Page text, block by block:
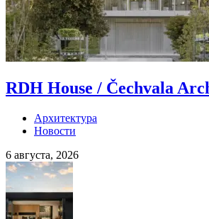
RDH House / Čechvala
Архитектура
Новости
6 августа, 2026